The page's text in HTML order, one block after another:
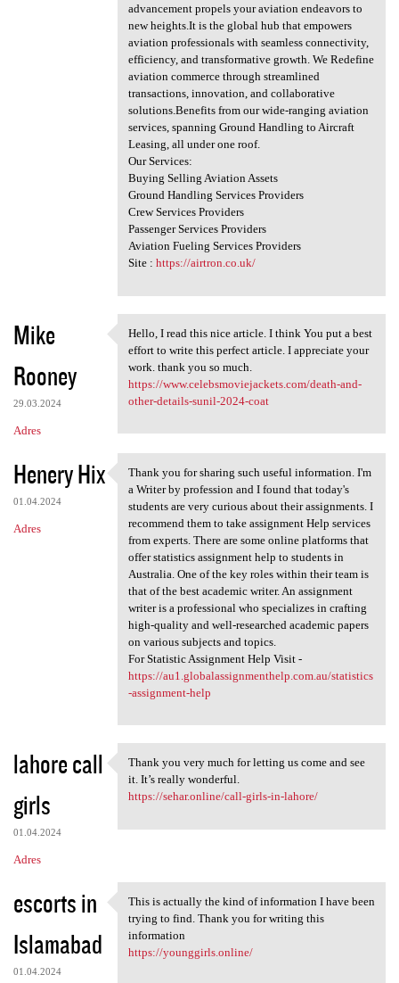
advancement propels your aviation endeavors to
new heights.It is the global hub that empowers
aviation professionals with seamless connectivity,
efficiency, and transformative growth. We Redefine
aviation commerce through streamlined
transactions, innovation, and collaborative
solutions.Benefits from our wide-ranging aviation
services, spanning Ground Handling to Aircraft
Leasing, all under one roof.
Our Services:
Buying Selling Aviation Assets
Ground Handling Services Providers
Crew Services Providers
Passenger Services Providers
Aviation Fueling Services Providers
Site : https://airtron.co.uk/
Mike
Rooney
29.03.2024
Adres
Hello, I read this nice
Hello, I read this nice article. I think You put a best
effort to write this perfect article. I appreciate your
work. thank you so much.
https://www.celebsmoviejackets.com/death-and-
other-details-sunil-2024-coat
Henery Hix
01.04.2024
Adres
Thank you for sharing such
Thank you for sharing such useful information. I'm
a Writer by profession and I found that today's
students are very curious about their assignments. I
recommend them to take assignment Help services
from experts. There are some online platforms that
offer statistics assignment help to students in
Australia. One of the key roles within their team is
that of the best academic writer. An assignment
writer is a professional who specializes in crafting
high-quality and well-researched academic papers
on various subjects and topics.
For Statistic Assignment Help Visit -
https://au1.globalassignmenthelp.com.au/statistics
-assignment-help
lahore call
girls
01.04.2024
Adres
Thank you very much for
Thank you very much for letting us come and see
it. It’s really wonderful.
https://sehar.online/call-girls-in-lahore/
escorts in
Islamabad
01.04.2024
This is actually the kind of
This is actually the kind of information I have been
trying to find. Thank you for writing this
information
https://younggirls.online/